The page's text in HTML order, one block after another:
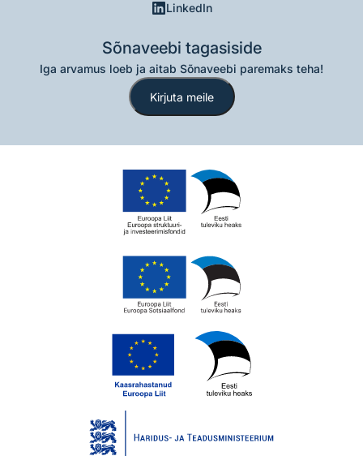
LinkedIn
Sõnaveebi tagasiside
Iga arvamus loeb ja aitab Sõnaveebi paremaks teha!
Kirjuta meile